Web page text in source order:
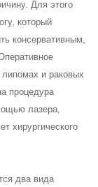
Для этого
который
консервативным,
и раковых
процедура
лазера,
хирургического
два вида